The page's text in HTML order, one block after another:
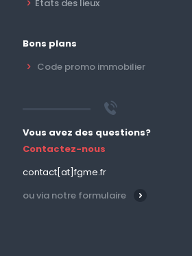
Etats des lieux
Bons plans
Code promo immobilier
Vous avez des questions?
Contactez-nous
contact[at]fgme.fr
ou via notre formulaire